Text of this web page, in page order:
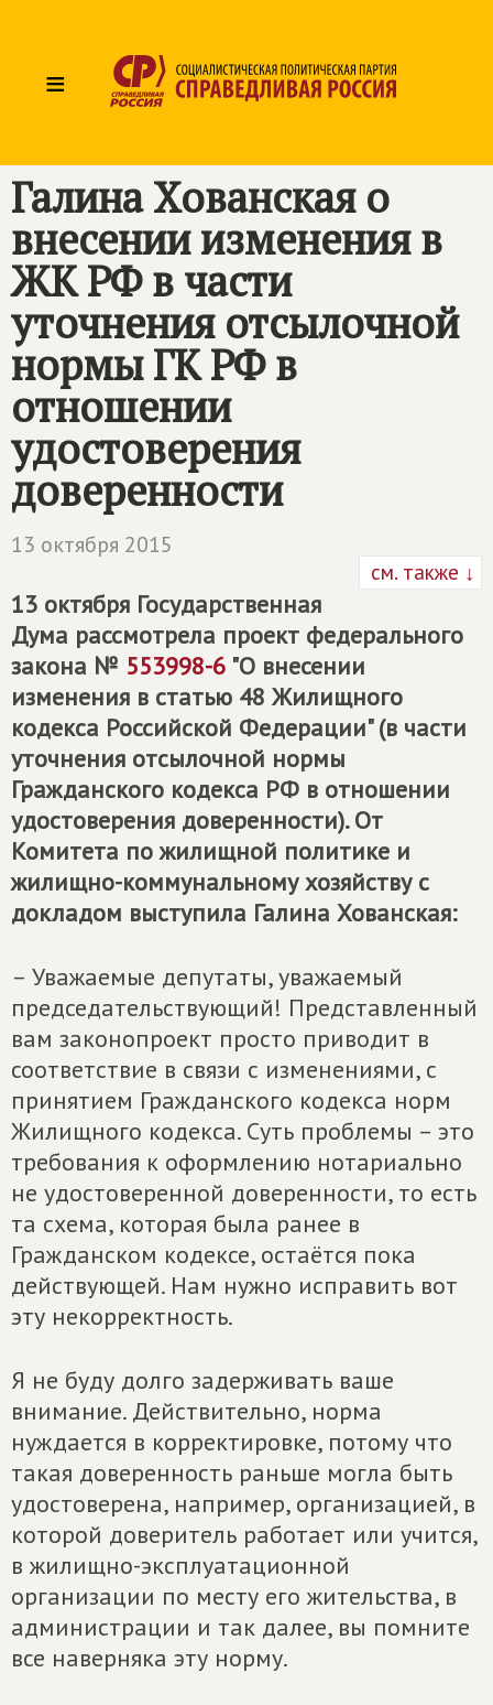
≡
Галина Хованская о
внесении изменения в
ЖК РФ в части
уточнения отсылочной
нормы ГК РФ в
отношении
удостоверения
доверенности
13 октября 2015
см. также ↓
13 октября Государственная
Дума рассмотрела проект федерального
закона № 553998-6 "О внесении
изменения в статью 48 Жилищного
кодекса Российской Федерации" (в части
уточнения отсылочной нормы
Гражданского кодекса РФ в отношении
удостоверения доверенности). От
Комитета по жилищной политике и
жилищно-коммунальному хозяйству с
докладом выступила Галина Хованская:
– Уважаемые депутаты, уважаемый
председательствующий! Представленный
вам законопроект просто приводит в
соответствие в связи с изменениями, с
принятием Гражданского кодекса норм
Жилищного кодекса. Суть проблемы – это
требования к оформлению нотариально
не удостоверенной доверенности, то есть
та схема, которая была ранее в
Гражданском кодексе, остаётся пока
действующей. Нам нужно исправить вот
эту некорректность.
Я не буду долго задерживать ваше
внимание. Действительно, норма
нуждается в корректировке, потому что
такая доверенность раньше могла быть
удостоверена, например, организацией, в
которой доверитель работает или учится,
в жилищно-эксплуатационной
организации по месту его жительства, в
администрации и так далее, вы помните
все наверняка эту норму.